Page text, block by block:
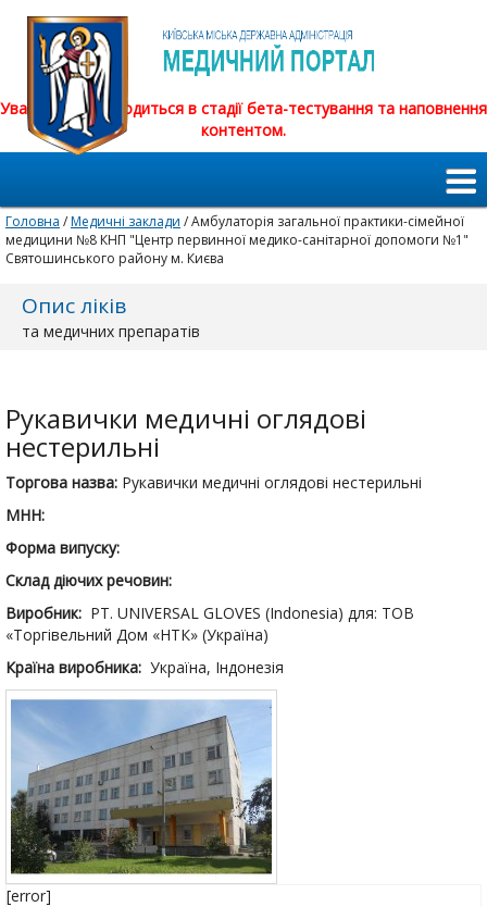
Увага! Сайт знаходиться в стадії бета-тестування та наповнення
контентом.
Головна /Медичні заклади / Амбулаторія загальної практики-сімейної
медицини №8 КНП "Центр первинної медико-санітарної допомоги №1"
Святошинського району м. Києва
Опис ліків
та медичних препаратів
Рукавички медичні оглядові
нестерильні
Торгова назва: Рукавички медичні оглядові нестерильні
МНН:
Форма випуску:
Склад діючих речовин:
Виробник: PT. UNIVERSAL GLOVES (Indonesia) для: ТОВ
«Торгівельний Дом «НТК» (Україна)
Країна виробника: Україна, Індонезія
[error]